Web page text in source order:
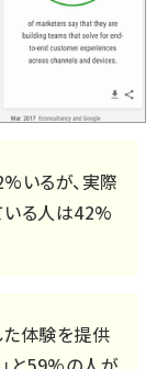
いるが、実際
いる人は42%
た体験を提供